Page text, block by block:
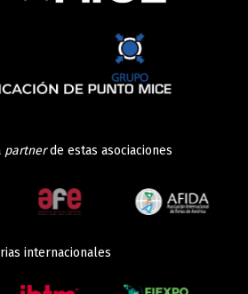
partnerde estas asociaciones
internacionales